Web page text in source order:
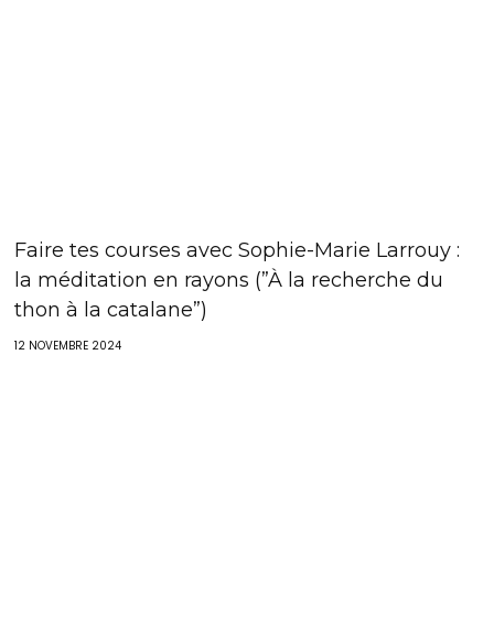
Faire tes courses avec Sophie-Marie Larrouy :
la méditation en rayons (”À la recherche du
thon à la catalane”)
12 NOVEMBRE 2024